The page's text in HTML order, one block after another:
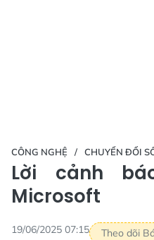
CÔNG NGHỆ CHUYỂN ĐỔI
Lời cảnh
Microsoft
19/06/2025 07:15 Theo dõi